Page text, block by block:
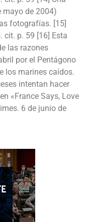
mayo de 2004)
fotografías. [15]
cit. p. 59 [16] Esta
las razones
por el Pentágono
los marines caídos.
intentan hacer
«France Says, Love
6 de junio de